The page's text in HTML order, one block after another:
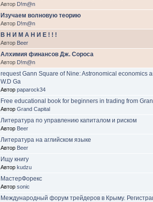
Автор D!m@n
Изучаем волновую теорию
Автор D!m@n
В Н И М А Н И Е ! ! !
Автор Beer
Алхимия финансов Дж. Сороса
Автор D!m@n
request Gann Square of Nine: Astronomical economics
W.D Ga
Автор paparock34
Free educational book for beginners in trading from
Автор Grand Capital
Литература по управлению капиталом и риском
Автор Beer
Литература на аглийском языке
Автор Beer
Ищу книгу
Автор kudzu
МастерФорекс
Автор sonic
Международный форум трейдеров в Крыму.